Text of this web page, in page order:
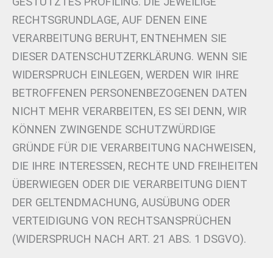
RECHTSGRUNDLAGE, AUF DENEN EINE
VERARBEITUNG BERUHT, ENTNEHMEN SIE
DIESER DATENSCHUTZERKLÄRUNG. WENN SIE
WIDERSPRUCH EINLEGEN, WERDEN WIR IHRE
BETROFFENEN PERSONENBEZOGENEN DATEN
NICHT MEHR VERARBEITEN, ES SEI DENN, WIR
KÖNNEN ZWINGENDE SCHUTZWÜRDIGE
GRÜNDE FÜR DIE VERARBEITUNG NACHWEISEN,
DIE IHRE INTERESSEN, RECHTE UND FREIHEITEN
ÜBERWIEGEN ODER DIE VERARBEITUNG DIENT
DER GELTENDMACHUNG, AUSÜBUNG ODER
VERTEIDIGUNG VON RECHTSANSPRÜCHEN
(WIDERSPRUCH NACH ART. 21 ABS. 1 DSGVO).